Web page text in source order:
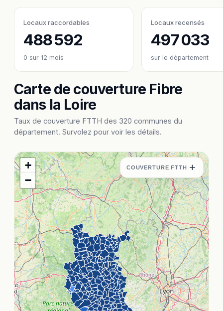
Locaux raccordables
488 592
0 sur 12 mois
Locaux recensés
497 033
sur le département
Carte de couverture Fibre
dans la Loire
Taux de couverture FTTH des 320 communes du
département. Survolez pour voir les détails.
+
−
COUVERTURE FTTH +